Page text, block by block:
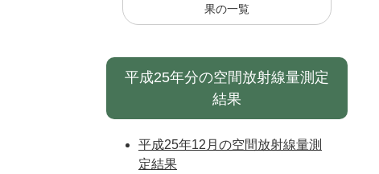
果の一覧
平成25年分の空間放射線量測定
結果
平成25年12月の空間放射線量測
定結果